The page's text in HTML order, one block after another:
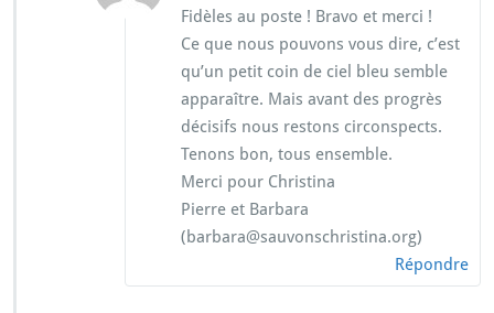
Fidèles au poste ! Bravo et merci !
Ce que nous pouvons vous dire, c’est
qu’un petit coin de ciel bleu semble
apparaître. Mais avant des progrès
décisifs nous restons circonspects.
Tenons bon, tous ensemble.
Merci pour Christina
Pierre et Barbara
(barbara@sauvonschristina.org)
Répondre